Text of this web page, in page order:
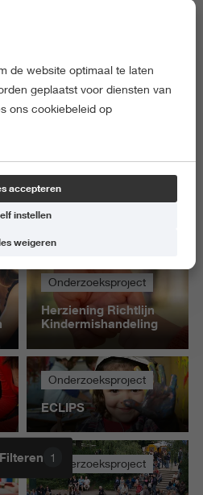
& Samenleving
Op naar Inclusief
Onderzoeksproject
Herziening Richtlijn
Kindermishandeling
Onderzoeksproject
ECLIPS
Onderzoeksproject
Filteren 1
de website optimaal te laten
geplaatst voor diensten van
ons cookiebeleid op
accepteren
instellen
weigeren